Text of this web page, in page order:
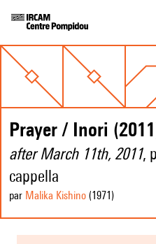
Prayer / Inori
after March 11th, 2011,
cappella
par Malika Kishino (1971 )